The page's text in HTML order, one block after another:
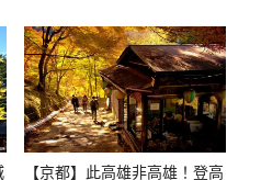
【京都】此高雄非高雄！登高